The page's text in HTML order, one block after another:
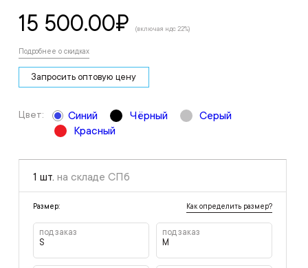
15 500.00₽ (включая ндс 22%)
Подробнее о скидках
Запросить оптовую цену
Цвет: Синий Чёрный
Серый
Красный
1 шт. на складе СПб
Размер: Как определить размер?
под заказ
S
под заказ
M